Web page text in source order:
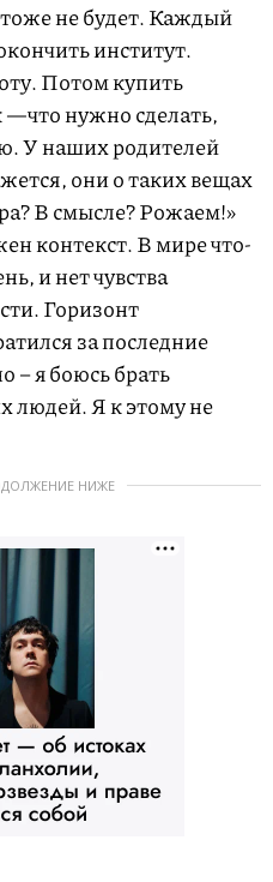
не будет. Каждый
институт.
Потом купить
нужно сделать,
У наших родителей
они о таких вещах
В смысле? Рожаем!»
контекст. В мире что-
и нет чувства
Горизонт
за последние
– я боюсь брать
людей. Я к этому не
НИЖЕ